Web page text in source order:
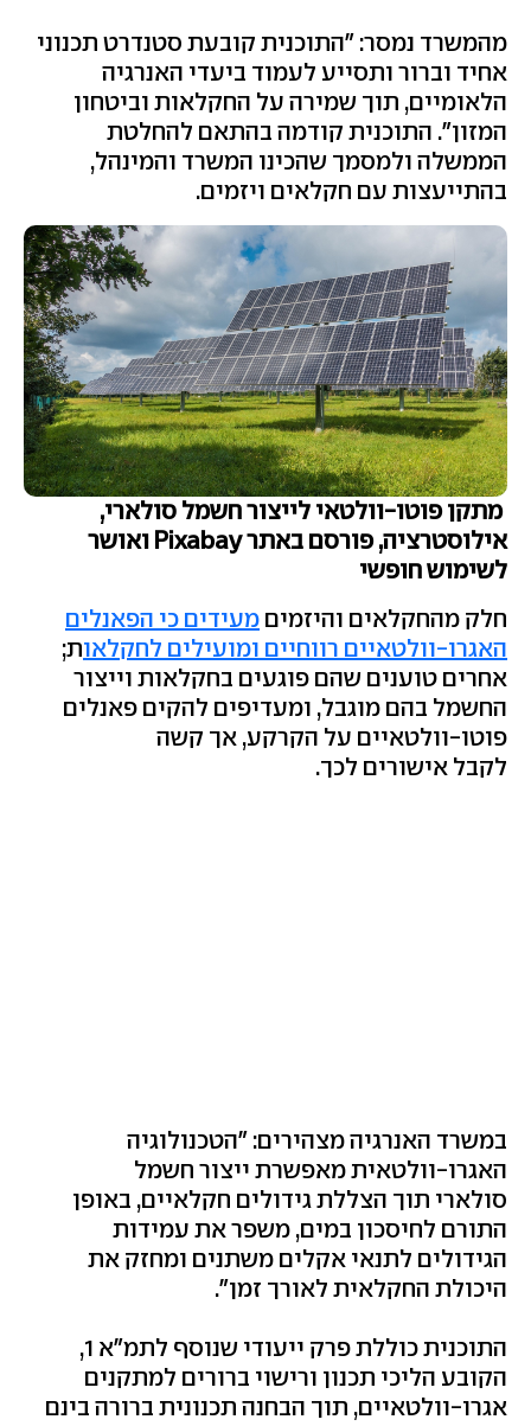
מהמשרד נמסר: "התוכנית קובעת סטנדרט תכנוני
אחיד וברור ותסייע לעמוד ביעדי האנרגיה
הלאומיים, תוך שמירה על החקלאות וביטחון
המזון". התוכנית קודמה בהתאם להחלטת
הממשלה ולמסמך שהכינו המשרד והמינהל,
בהתייעצות עם חקלאים ויזמים.
מתקן פוטו-וולטאי לייצור חשמל סולארי,
אילוסטרציה, פורסם באתר Pixabay ואושר
לשימוש חופשי
חלק מהחקלאים והיזמיםמעידים כי הפאנלים
האגרו-וולטאיים רווחיים ומועילים לחקלאות;
אחרים טוענים שהם פוגעים בחקלאות וייצור
החשמל בהם מוגבל, ומעדיפים להקים פאנלים
פוטו-וולטאיים על הקרקע, אך קשה
לקבל אישורים לכך.
במשרד האנרגיה מצהירים: "הטכנולוגיה
האגרו-וולטאית מאפשרת ייצור חשמל
סולארי תוך הצללת גידולים חקלאיים, באופן
התורם לחיסכון במים, משפר את עמידות
הגידולים לתנאי אקלים משתנים ומחזק את
היכולת החקלאית לאורך זמן".
התוכנית כוללת פרק ייעודי שנוסף לתמ״א 1,
הקובע הליכי תכנון ורישוי ברורים למתקנים
אגרו-וולטאיים, תוך הבחנה תכנונית ברורה בינם